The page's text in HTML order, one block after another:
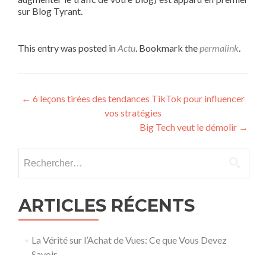
sur Blog Tyrant.
This entry was posted inActu. Bookmark thepermalink.
Post navigation
← 6 leçons tirées des tendances TikTok pour influencer
vos stratégies
Big Tech veut le démolir →
ARTICLES RÉCENTS
La Vérité sur l’Achat de Vues: Ce que Vous Devez